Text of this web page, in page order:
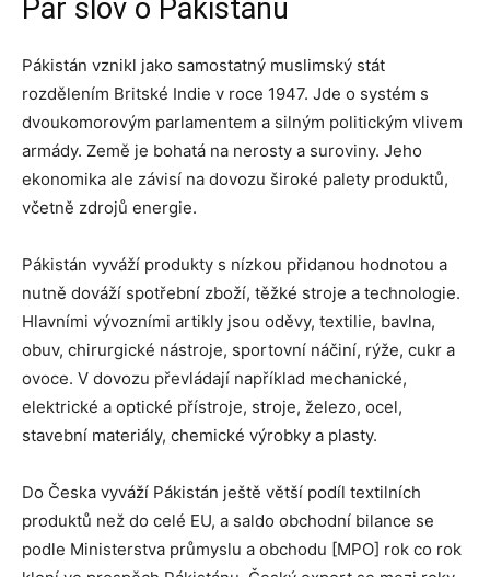
Pár slov o Pákistánu
Pákistán vznikl jako samostatný muslimský stát
rozdělením Britské Indie v roce 1947. Jde o systém s
dvoukomorovým parlamentem a silným politickým vlivem
armády. Země je bohatá na nerosty a suroviny. Jeho
ekonomika ale závisí na dovozu široké palety produktů,
včetně zdrojů energie.
Pákistán vyváží produkty s nízkou přidanou hodnotou a
nutně dováží spotřební zboží, těžké stroje a technologie.
Hlavními vývozními artikly jsou oděvy, textilie, bavlna,
obuv, chirurgické nástroje, sportovní náčiní, rýže, cukr a
ovoce. V dovozu převládají například mechanické,
elektrické a optické přístroje, stroje, železo, ocel,
stavební materiály, chemické výrobky a plasty.
Do Česka vyváží Pákistán ještě větší podíl textilních
produktů než do celé EU, a saldo obchodní bilance se
podle Ministerstva průmyslu a obchodu [MPO] rok co rok